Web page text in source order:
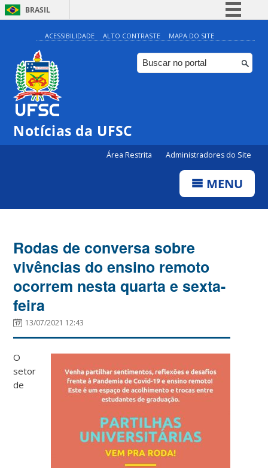
BRASIL
Simplifique!
Comunica BR
Participe
ACESSIBILIDADE ALTO CONTRASTE MAPA DO SITE
Notícias da UFSC
Área Restrita Administradores do Site
MENU
Rodas de conversa sobre
vivências do ensino remoto
ocorrem nesta quarta e sexta-
feira
13/07/2021 12:43
O
setor
de